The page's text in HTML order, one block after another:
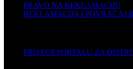
PRAVO NA REKLAMACIJU
REKLAMACIJA I POVRAĆAJ
PRISTUP PORTALU ZA